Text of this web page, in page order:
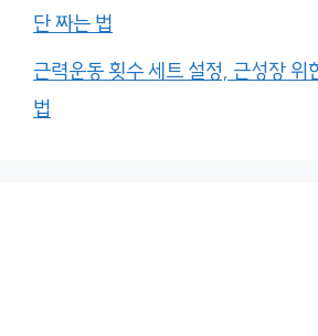
단 짜는 법
근력운동 횟수 세트 설정, 근성장 위
법